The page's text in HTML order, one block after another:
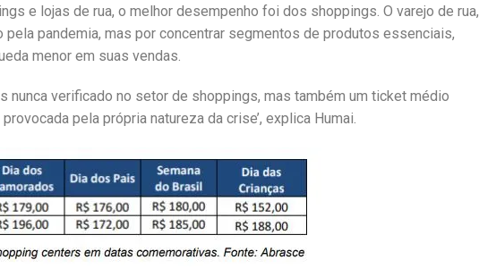
e lojas de rua, o melhor desempenho foi dos shoppings. O varejo de rua,
pandemia, mas por concentrar segmentos de produtos essenciais,
menor em suas vendas.
nunca verificado no setor de shoppings, mas também um ticket médio
pela própria natureza da crise’, explica Humai.